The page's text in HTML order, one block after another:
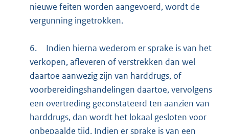
nieuwe feiten worden aangevoerd, wordt de
vergunning ingetrokken.
6.
Indien hierna wederom er sprake is van het
verkopen, afleveren of verstrekken dan wel
daartoe aanwezig zijn van harddrugs, of
voorbereidingshandelingen daartoe, vervolgens
een overtreding geconstateerd ten aanzien van
harddrugs, dan wordt het lokaal gesloten voor
onbepaalde tijd. Indien er sprake is van een